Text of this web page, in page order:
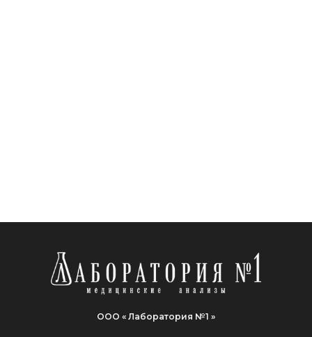
ООО « Лаборатория №1 »